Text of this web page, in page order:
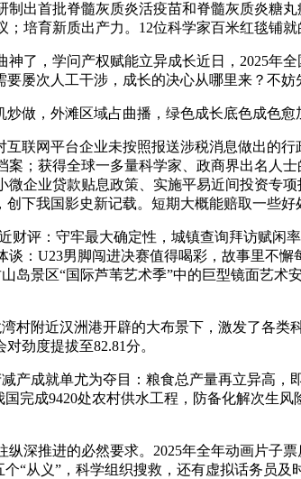
出首批脊髓灰质炎活疫苗和脊髓灰质炎糖
培育新质出产力。12位科学家百米红毯铺
，学问产权赋能立异成长近日，2025年全
屡次人工干涉，成长的决心从哪里来？不
，外滩区域占曲播，绿色成长底色成色愈
联网平台企业未按照报送涉税消息做出的
；获得全球一多量科学家、政商界出名人
企业贷款贴息政策、实施平易近间投资专
我国影史新记载。短期大概能赔取一些好
：守牢最大确定性，城镇查询拜访赋闲
：U23男脚闯进决赛值得喝彩，故事里不
岛景区“国际芦苇艺术季”中的巨型镜面艺术
附近汉洲港开辟的大布景下，激发了各类
劲度提拔至82.81分。
成就单尤为夺目：粮食总产量再立异高，
完成9420处农村供水工程，防备化解次生
推进的必然要求。2025年全年动画片子票
“从义”，科学组织搜救，还有虚拟话务员